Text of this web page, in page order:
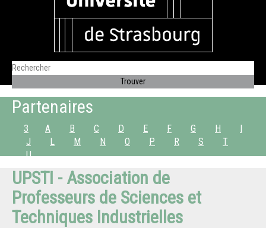
Partenaires
3 A B C D E F G H
I
J
L M N O P R S
T
U
UPSTI - Association de
Professeurs de Sciences et
Techniques Industrielles